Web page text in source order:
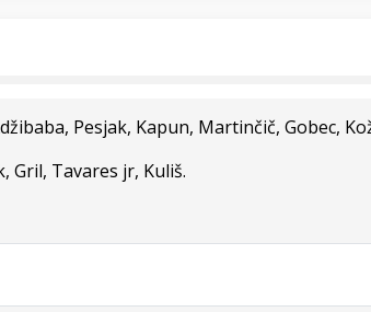
Pesjak, Kapun, Martinčič, Gobec,
Gril, Tavares jr, Kuliš.